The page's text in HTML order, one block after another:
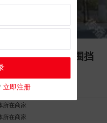
鹤大高速交汇处围挡
所在商家
所在商家
立即注册